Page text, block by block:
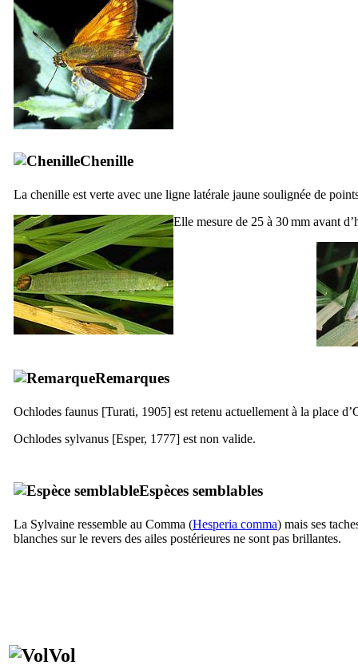
Chenille
La chenille est verte avec une ligne latérale jaune soulignée de
Elle mesure de 25 à 30 mm avant
Remarques
Ochlodes faunus [Turati, 1905] est retenu actuellement à la place d’
Ochlodes sylvanus [Esper, 1777] est non valide.
Espèces semblables
La Sylvaine ressemble au Comma (Hesperia comma) mais ses
blanches sur le revers des ailes postérieures ne sont pas brillantes.
Vol